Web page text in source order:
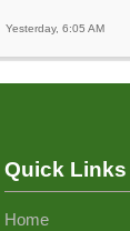
Yesterday, 6:05 AM
Quick Links
Home